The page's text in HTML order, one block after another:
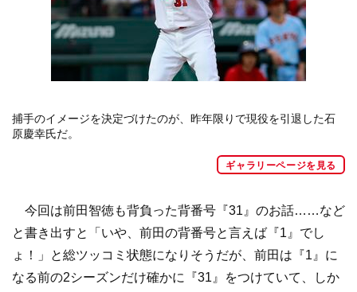
捕手のイメージを決定づけたのが、昨年限りで現役を引退した石
原慶幸氏だ。
ギャラリーページを見る
今回は前田智徳も背負った背番号『31』のお話……など
と書き出すと「いや、前田の背番号と言えば『1』でし
ょ！」と総ツッコミ状態になりそうだが、前田は『1』に
なる前の2シーズンだけ確かに『31』をつけていて、しか